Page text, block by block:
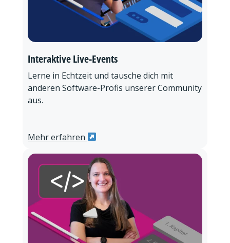
Interaktive Live-Events
Lerne in Echtzeit und tausche dich mit
anderen Software-Profis unserer Community
aus.
Mehr erfahren